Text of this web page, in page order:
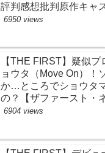
評判感想批判原作キャ
じ伏線まとめ犯人黒幕
6950 views
【THE FIRST】疑似
ョウタ（Move On）！
か…ところでショウタ
の？【ザファースト・
レ感想考察まとめ・ス
6904 views